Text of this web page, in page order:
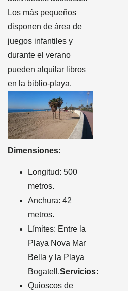
Los más pequeños
disponen de área de
juegos infantiles y
durante el verano
pueden alquilar libros
en la biblio-playa.
Dimensiones:
Longitud: 500
metros.
Anchura: 42
metros.
Límites: Entre la
Playa Nova Mar
Bella y la Playa
Bogatell.Servicios:
Quioscos de